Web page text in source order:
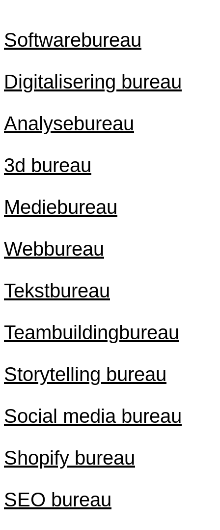
Softwarebureau
Digitalisering bureau
Analysebureau
3d bureau
Mediebureau
Webbureau
Tekstbureau
Teambuildingbureau
Storytelling bureau
Social media bureau
Shopify bureau
SEO bureau